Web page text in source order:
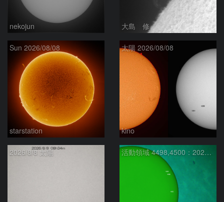
nekojun 大島 修
Sun 2026/08/08
starstation
太陽 2026/08/08
kino
2026/8/8 太陽 活動領域 4498,4500：2026/08/08